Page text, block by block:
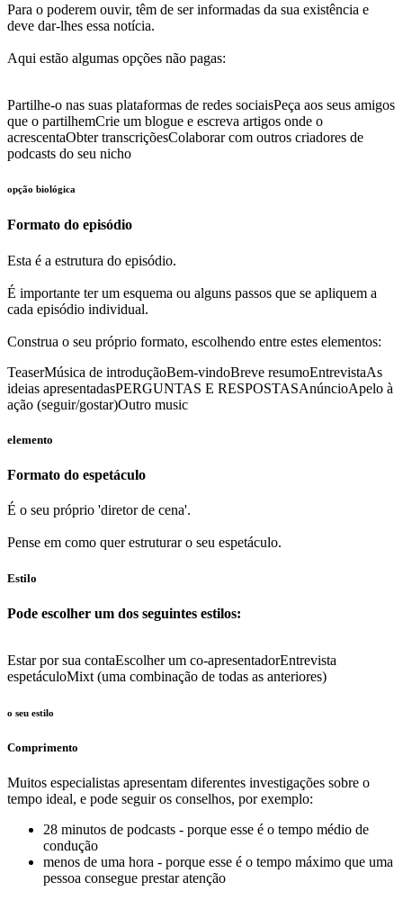
Para o poderem ouvir, têm de ser informadas da sua existência e
deve dar-lhes essa notícia.
Aqui estão algumas opções não pagas:
Partilhe-o nas suas plataformas de redes sociaisPeça aos seus amigos
que o partilhemCrie um blogue e escreva artigos onde o
acrescentaObter transcriçõesColaborar com outros criadores de
podcasts do seu nicho
opção biológica
Formato do episódio
Esta é a estrutura do episódio.
É importante ter um esquema ou alguns passos que se apliquem a
cada episódio individual.
Construa o seu próprio formato, escolhendo entre estes elementos:
TeaserMúsica de introduçãoBem-vindoBreve resumoEntrevistaAs
ideias apresentadasPERGUNTAS E RESPOSTASAnúncioApelo à
ação (seguir/gostar)Outro music
elemento
Formato do espetáculo
É o seu próprio 'diretor de cena'.
Pense em como quer estruturar o seu espetáculo.
Estilo
Pode escolher um dos seguintes estilos:
Estar por sua contaEscolher um co-apresentadorEntrevista
espetáculoMixt (uma combinação de todas as anteriores)
o seu estilo
Comprimento
Muitos especialistas apresentam diferentes investigações sobre o
tempo ideal, e pode seguir os conselhos, por exemplo:
28 minutos de podcasts - porque esse é o tempo médio de
condução
menos de uma hora - porque esse é o tempo máximo que uma
pessoa consegue prestar atenção